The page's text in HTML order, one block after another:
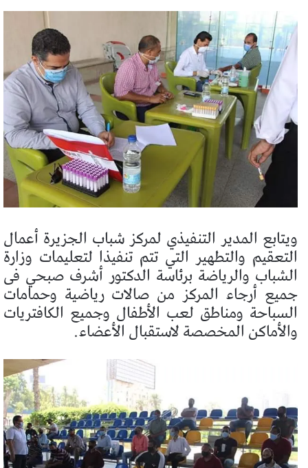
ويتابع المدير التنفيذي لمركز شباب الجزيرة أعمال
التعقيم والتطهير التي تتم تنفيذا لتعليمات وزارة
الشباب والرياضة برئاسة الدكتور أشرف صبحي فى
جميع أرجاء المركز من صالات رياضية وحمامات
السباحة ومناطق لعب الأطفال وجميع الكافتريات
والأماكن المخصصة لاستقبال الأعضاء.